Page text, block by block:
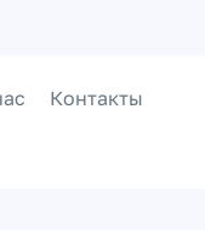
Контакты